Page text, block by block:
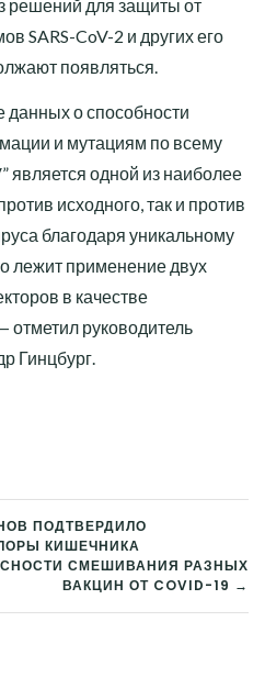
решений для защиты от
SARS-CoV-2 и других его
появляться.
о способности
и мутациям по всему
является одной из наиболее
исходного, так и против
благодаря уникальному
лежит применение двух
в качестве
отметил руководитель
Гинцбург.
ПОДТВЕРДИЛО
КИШЕЧНИКА
СМЕШИВАНИЯ РАЗНЫХ
ВАКЦИН ОТ COVID-19 →